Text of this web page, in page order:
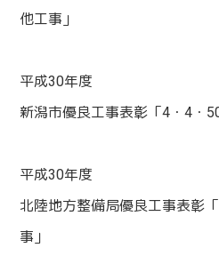
他工事」
平成30年度
新潟市優良工事表彰「4・4・
平成30年度
北陸地方整備局優良工事表彰
事」